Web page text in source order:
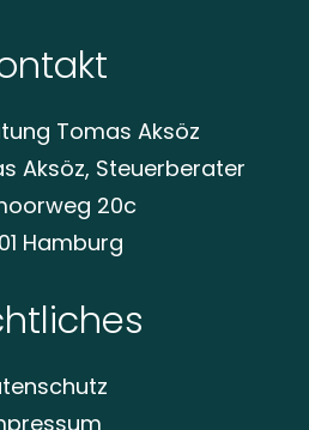
Tomas Aksöz
Aksöz, Steuerberater
20c
Hamburg